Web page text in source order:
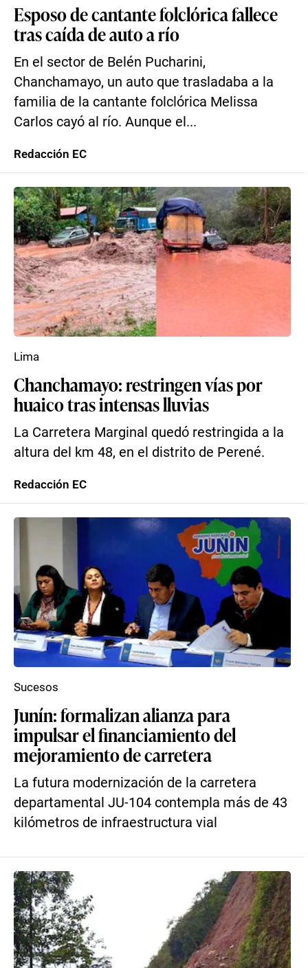
Esposo de cantante folclórica fallece
tras caída de auto a río
En el sector de Belén Pucharini,
Chanchamayo, un auto que trasladaba a la
familia de la cantante folclórica Melissa
Carlos cayó al río. Aunque el...
Redacción EC
Chanchamayo: restringen vías por
huaico tras intensas lluvias
La Carretera Marginal quedó restringida a la
altura del km 48, en el distrito de Perené.
Lima
Redacción EC
Junín: formalizan alianza para
impulsar el financiamiento del
mejoramiento de carretera
La futura modernización de la carretera
departamental JU-104 contempla más de 43
kilómetros de infraestructura vial
Sucesos